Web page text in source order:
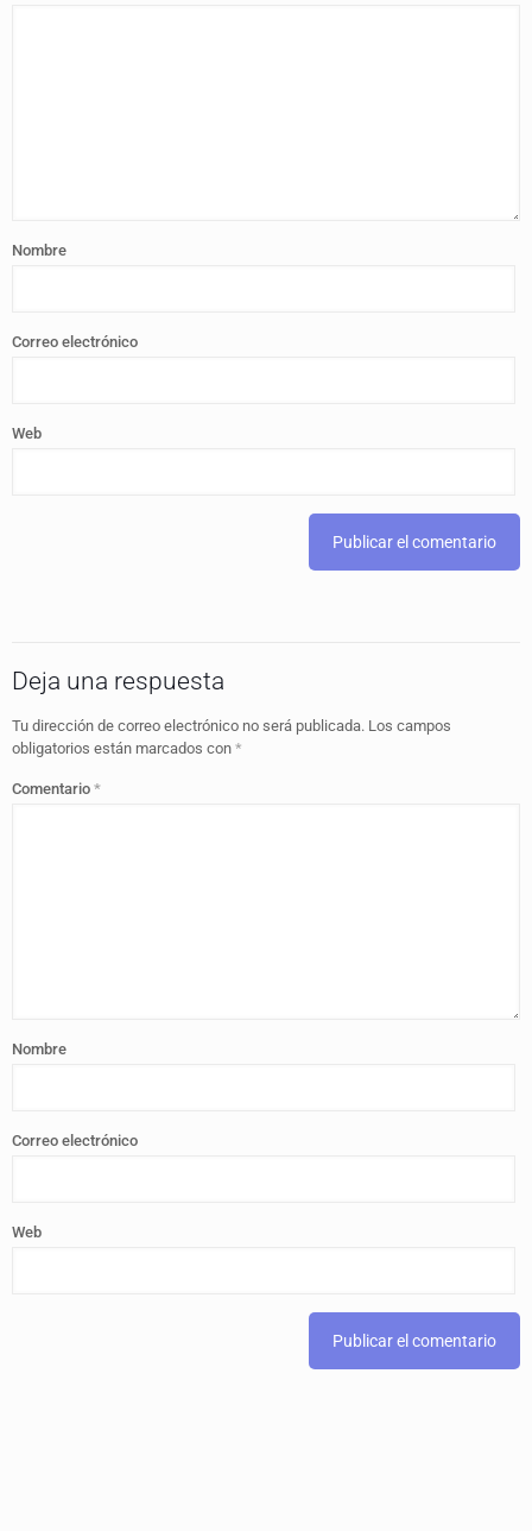
Nombre
Correo electrónico
Web
Deja una respuesta
Tu dirección de correo electrónico no será publicada. Los campos
obligatorios están marcados con *
Comentario *
Nombre
Correo electrónico
Web